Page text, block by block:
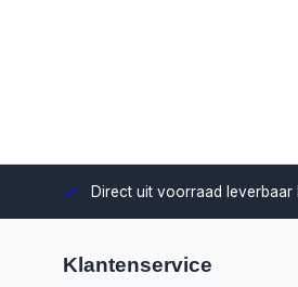
Direct uit voorraad leverbaar
Klantenservice